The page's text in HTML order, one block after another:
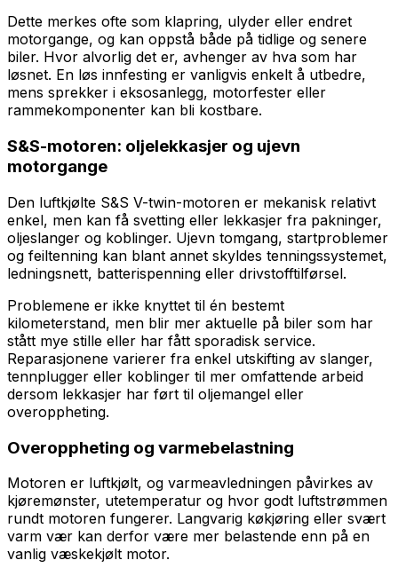
Dette merkes ofte som klapring, ulyder eller endret
motorgange, og kan oppstå både på tidlige og senere
biler. Hvor alvorlig det er, avhenger av hva som har
løsnet. En løs innfesting er vanligvis enkelt å utbedre,
mens sprekker i eksosanlegg, motorfester eller
rammekomponenter kan bli kostbare.
S&S-motoren: oljelekkasjer og ujevn
motorgange
Den luftkjølte S&S V-twin-motoren er mekanisk relativt
enkel, men kan få svetting eller lekkasjer fra pakninger,
oljeslanger og koblinger. Ujevn tomgang, startproblemer
og feiltenning kan blant annet skyldes tenningssystemet,
ledningsnett, batterispenning eller drivstofftilførsel.
Problemene er ikke knyttet til én bestemt
kilometerstand, men blir mer aktuelle på biler som har
stått mye stille eller har fått sporadisk service.
Reparasjonene varierer fra enkel utskifting av slanger,
tennplugger eller koblinger til mer omfattende arbeid
dersom lekkasjer har ført til oljemangel eller
overoppheting.
Overoppheting og varmebelastning
Motoren er luftkjølt, og varmeavledningen påvirkes av
kjøremønster, utetemperatur og hvor godt luftstrømmen
rundt motoren fungerer. Langvarig køkjøring eller svært
varm vær kan derfor være mer belastende enn på en
vanlig væskekjølt motor.